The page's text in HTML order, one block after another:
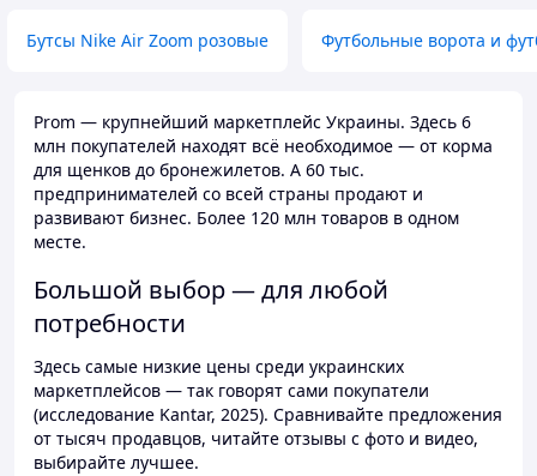
Бутсы Nike Air Zoom розовые Футбольные ворота и
Prom — крупнейший маркетплейс Украины. Здесь 6
млн покупателей находят всё необходимое — от корма
для щенков до бронежилетов. А 60 тыс.
предпринимателей со всей страны продают и
развивают бизнес. Более 120 млн товаров в одном
месте.
Большой выбор — для любой
потребности
Здесь самые низкие цены среди украинских
маркетплейсов — так говорят сами покупатели
(исследование Kantar, 2025). Сравнивайте предложения
от тысяч продавцов, читайте отзывы с фото и видео,
выбирайте лучшее.